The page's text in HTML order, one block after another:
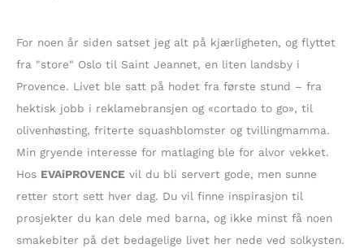
t
e
r
:
For noen år siden satset jeg alt på kjærligheten, og flyttet
fra "store" Oslo til Saint Jeannet, en liten landsby i
Provence. Livet ble satt på hodet fra første stund – fra
hektisk jobb i reklamebransjen og «cortado to go», til
olivenhøsting, friterte squashblomster og tvillingmamma.
Min gryende interesse for matlaging ble for alvor vekket.
Hos EVAiPROVENCE vil du bli servert gode, men sunne
retter stort sett hver dag. Du vil finne inspirasjon til
prosjekter du kan dele med barna, og ikke minst få noen
smakebiter på det bedagelige livet her nede ved solkysten.